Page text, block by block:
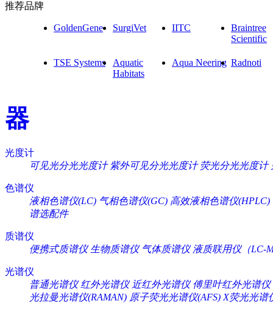
推荐品牌
GoldenGene SurgiVet IITC
Braintree
Scientific
TSE Systems
Aquatic
Habitats
Aqua Neering Radnoti
器
光度计
可见光分光光度计 紫外可见分光光度计 荧光分光光度计
色谱仪
液相色谱仪(LC) 气相色谱仪(GC) 高效液相色谱仪(HPLC)
谱选配件
质谱仪
便携式质谱仪 生物质谱仪 气体质谱仪 液质联用仪（LC-
光谱仪
普通光谱仪 红外光谱仪 近红外光谱仪 傅里叶红外光谱仪
光拉曼光谱仪(RAMAN) 原子荧光光谱仪(AFS) X荧光光谱